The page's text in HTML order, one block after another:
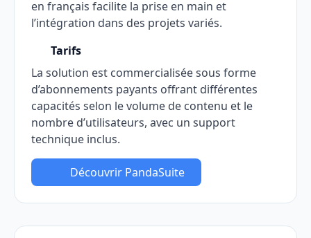
en français facilite la prise en main et
l’intégration dans des projets variés.
Tarifs
La solution est commercialisée sous forme
d’abonnements payants offrant différentes
capacités selon le volume de contenu et le
nombre d’utilisateurs, avec un support
technique inclus.
Découvrir PandaSuite